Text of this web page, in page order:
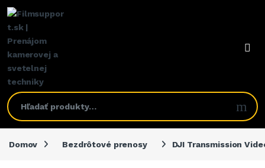
Domov Bezdrôtové prenosy DJI Transmission